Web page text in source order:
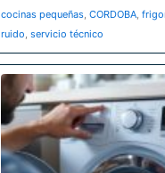
cocinas pequeñas, CORDOBA,
ruido, servicio técnico